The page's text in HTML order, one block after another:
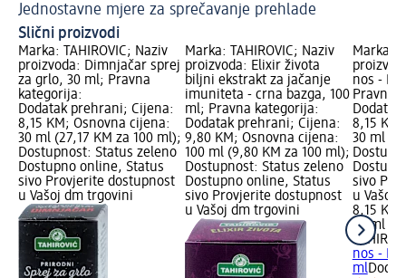
Jednostavne mjere za sprečavanje prehlade
Slični proizvodi
Marka: TAHIROVIĆ; Naziv
proizvoda: Dimnjačar sprej
za grlo, 30 ml; Pravna
kategorija:
Dodatak prehrani; Cijena:
8,15 KM; Osnovna cijena:
30 ml (27,17 KM za 100 ml);
Dostupnost: Status zeleno
Dostupno online, Status
sivo Provjerite dostupnost
u Vašoj dm trgovini
Marka: TAHIROVIĆ; Naziv
proizvoda: Elixir života
biljni ekstrakt za jačanje
imuniteta - crna bazga, 100
ml; Pravna kategorija:
Dodatak prehrani; Cijena:
9,80 KM; Osnovna cijena:
100 ml (9,80 KM za 100 ml);
Dostupnost: Status zeleno
Dostupno online, Status
sivo Provjerite dostupnost
u Vašoj dm trgovini
Marka:
nos -
Pravna
8,15
30 ml
sivo
u Vašoj
8,15 KM
30 ml
nos -
ml